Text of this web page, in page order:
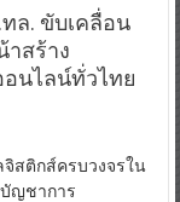
ล. ขับเคลื่อน
าสร้าง
นไลน์ทั่วไทย
สติกส์ครบวงจรใน
บัญชาการ